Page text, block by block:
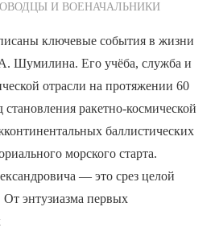
по Редакции
И ВОЕНАЧАЛЬНИКИ
ключевые события в жизни
Шумилина. Его учёба, служба и
отрасли на протяжении 60
ракетно-космической
баллистических
морского старта.
— это срез целой
энтузиазма первых